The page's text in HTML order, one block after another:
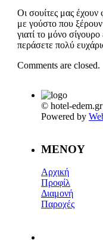
Οι σουίτες μας έχουν
με γούστο που
γιατί το μόνο
περάσετε πολύ
Comments are closed.
© hotel-
Powered by
MENOY
Αρχική
Προφίλ
Διαμονή
Παροχές